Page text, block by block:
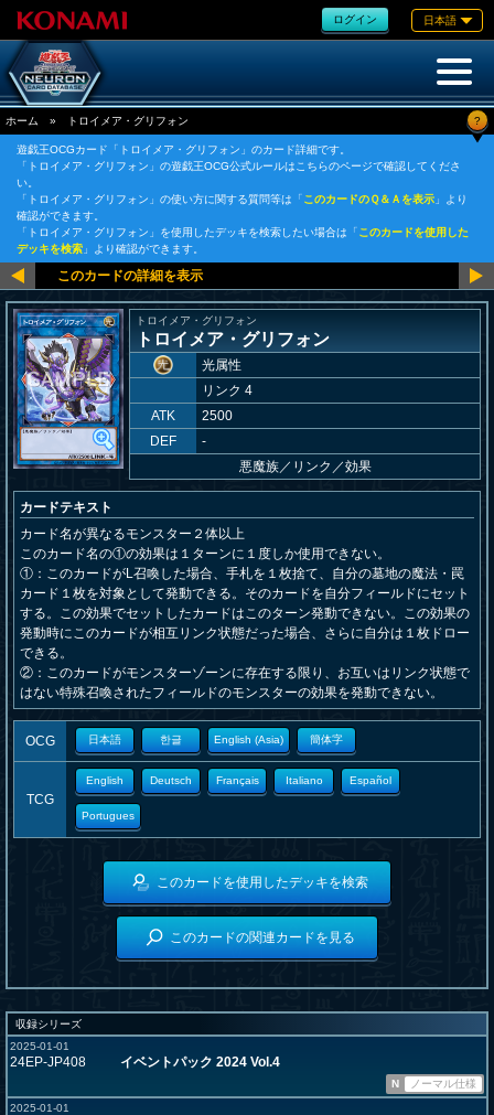
ログイン 日本語
ホーム » トロイメア・グリフォン ?
遊戯王OCGカード「トロイメア・グリフォン」のカード詳細です。
「トロイメア・グリフォン」の遊戯王OCG公式ルールはこちらのページで確認してくださ
い。
「トロイメア・グリフォン」の使い方に関する質問等は「このカードのＱ＆Ａを表示 」より
確認ができます。
「トロイメア・グリフォン」を使用したデッキを検索したい場合は「このカードを使用した
デッキを検索 」より確認ができます。
トロイメア・グリフォン
トロイメア・グリフォン
光属性
リンク 4
ATK
2500
DEF
-
悪魔族／ リンク／効果
カードテキスト
カード名が異なるモンスター２体以上
このカード名の①の効果は１ターンに１度しか使用できない。
①：このカードがL召喚した場合、手札を１枚捨て、自分の墓地の魔法・罠
カード１枚を対象として発動できる。そのカードを自分フィールドにセット
する。この効果でセットしたカードはこのターン発動できない。この効果の
発動時にこのカードが相互リンク状態だった場合、さらに自分は１枚ドロー
できる。
②：このカードがモンスターゾーンに存在する限り、お互いはリンク状態で
はない特殊召喚されたフィールドのモンスターの効果を発動できない。
OCG 日本語 한글 English (Asia) 簡体字
TCG
English Deutsch Français Italiano Español
Portugues
このカードを使用したデッキを検索
このカードの関連カードを見る
収録シリーズ
2025-01-01
24EP-JP408 イベントパック 2024 Vol.4
N
ノーマル仕様
2025-01-01